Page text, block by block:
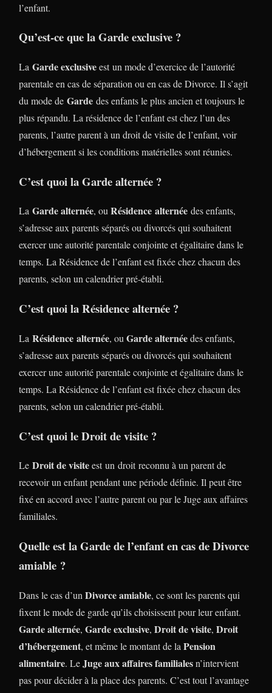
l’enfant.
Qu’est-ce que la Garde exclusive ?
La Garde exclusiveest un mode d’exercice de l’autorité
parentale en cas de séparation ou en cas de Divorce. Il s’agit
du mode de Garde des enfants le plus ancien et toujours le
plus répandu. La résidence de l’enfant est chez l’un des
parents, l’autre parent à un droit de visite de l’enfant, voir
d’hébergement si les conditions matérielles sont réunies.
C’est quoi la Garde alternée ?
La Garde alternée, ouRésidence alternée des enfants,
s’adresse aux parents séparés ou divorcés qui souhaitent
exercer une autorité parentale conjointe et égalitaire dans le
temps. La Résidence de l’enfant est fixée chez chacun des
parents, selon un calendrier pré-établi.
C’est quoi la Résidence alternée ?
La Résidence alternée, ou Garde alternéedes enfants,
s’adresse aux parents séparés ou divorcés qui souhaitent
exercer une autorité parentale conjointe et égalitaire dans le
temps. La Résidence de l’enfant est fixée chez chacun des
parents, selon un calendrier pré-établi.
C’est quoi le Droit de visite ?
Le Droit de visiteest un droit reconnu à un parent de
recevoir un enfant pendant une période définie. Il peut être
fixé en accord avec l’autre parent ou par le Juge aux affaires
familiales.
Quelle est la Garde de l’enfant en cas de Divorce
amiable ?
Dans le cas d’un Divorce amiable, ce sont les parents qui
fixent le mode de garde qu’ils choisissent pour leur enfant.
Garde alternée, Garde exclusive, Droit de visite, Droit
d’hébergement, et même le montant de la Pension
alimentaire. LeJuge aux affaires familialesn’intervient
pas pour décider à la place des parents. C’est tout l’avantage